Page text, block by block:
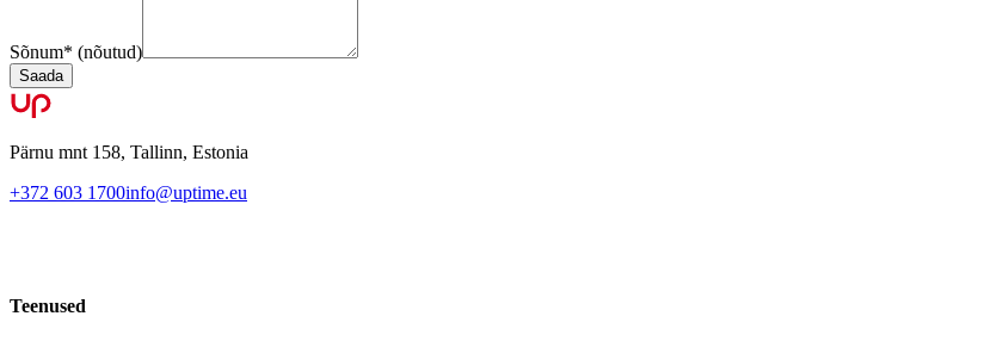
Sõnum* (nõutud)
Saada
Pärnu mnt 158, Tallinn, Estonia
+372 603 1700info@uptime.eu
Teenused